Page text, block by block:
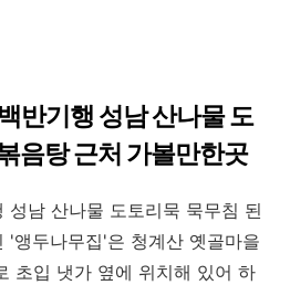
반기행 성남 산나물 도
음탕 근처 가볼만한곳
성남 산나물 도토리묵 묵무침 된
'앵두나무집'은 청계산 옛골마을
초입 냇가 옆에 위치해 있어 하